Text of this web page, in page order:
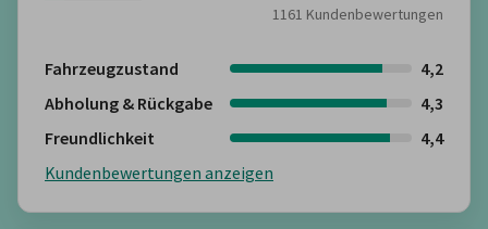
1161 Kundenbewertungen
Fahrzeugzustand
4,2
Abholung & Rückgabe
4,3
Freundlichkeit
4,4
Kundenbewertungen anzeigen